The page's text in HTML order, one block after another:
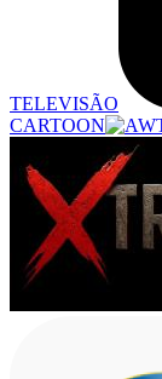
TELEVISÃO
CARTOON